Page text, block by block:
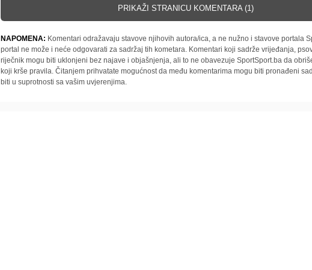
PRIKAŽI STRANICU KOMENTARA (1)
NAPOMENA: Komentari odražavaju stavove njihovih autora/ica, a ne nužno i stavove portala
portal ne može i neće odgovarati za sadržaj tih kometara. Komentari koji sadrže vrijeđanja,
riječnik mogu biti uklonjeni bez najave i objašnjenja, ali to ne obavezuje SportSport.ba da
koji krše pravila. Čitanjem prihvatate mogućnost da među komentarima mogu biti pronađeni
biti u suprotnosti sa vašim uvjerenjima.